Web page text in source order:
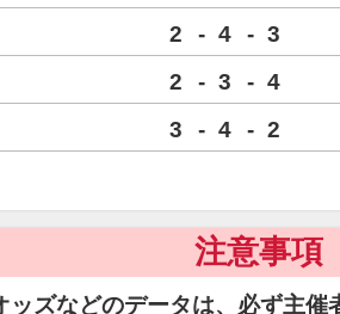
2 - 4 - 3
2 - 3 - 4
3 - 4 - 2
注意事項
ッズなどのデータは、必ず主催